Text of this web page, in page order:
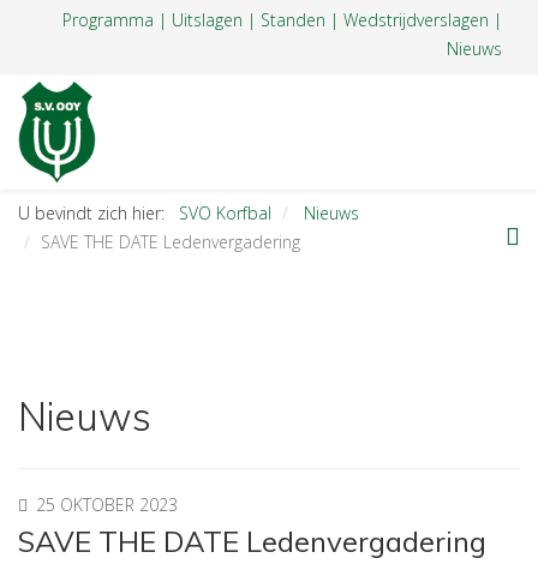
Programma | Uitslagen | Standen | Wedstrijdverslagen |
Nieuws
U bevindt zich hier: SVO Korfbal
Nieuws
SAVE THE DATE Ledenvergadering
Nieuws
25 OKTOBER 2023
SAVE THE DATE Ledenvergadering